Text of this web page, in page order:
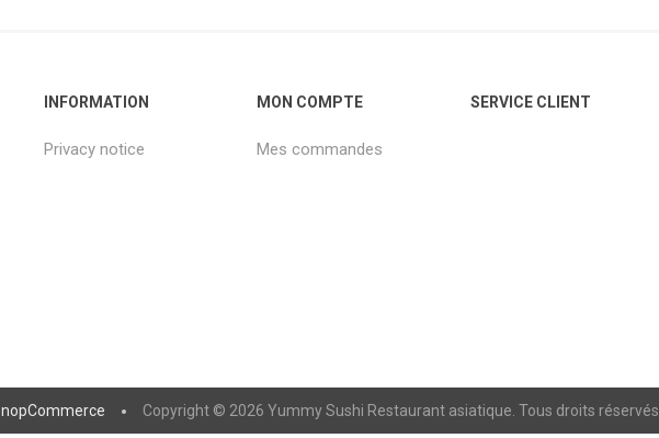
INFORMATION
Privacy notice
MON COMPTE
Mes commandes
SERVICE CLIENT
nopCommerce Copyright © 2026 Yummy Sushi Restaurant asiatique. Tous droits réservés.